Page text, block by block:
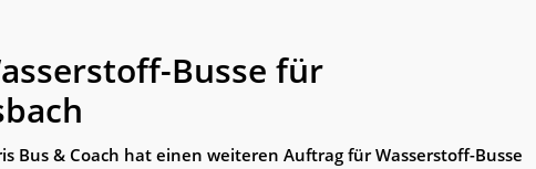
Busse für
Bus & Coach hat einen weiteren Auftrag für Wasserstoff-Busse